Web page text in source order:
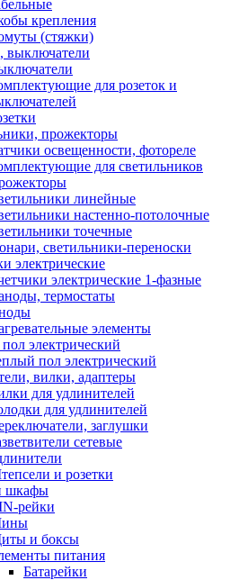
крепления
(стяжки)
выключатели
для розеток и
прожекторы
освещенности, фотореле
для светильников
линейные
настенно-потолочные
точечные
светильники-переноски
электрические
электрические 1-фазные
термостаты
элементы
электрический
пол электрический
вилки, адаптеры
для удлинителей
для удлинителей
заглушки
сетевые
и розетки
шкафы
рейки
и боксы
питания
Батарейки